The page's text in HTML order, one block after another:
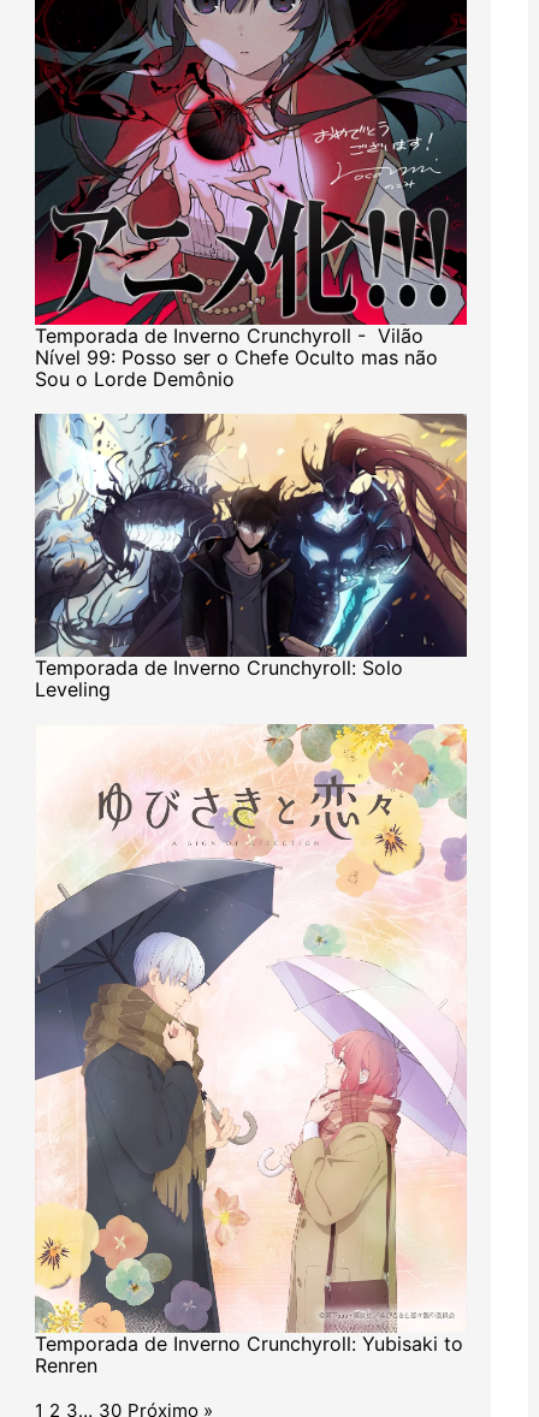
Temporada de Inverno Crunchyroll - Vilão
Nível 99: Posso ser o Chefe Oculto mas não
Sou o Lorde Demônio
Temporada de Inverno Crunchyroll: Solo
Leveling
Temporada de Inverno Crunchyroll: Yubisaki to
Renren
1 2 3… 30 Próximo »